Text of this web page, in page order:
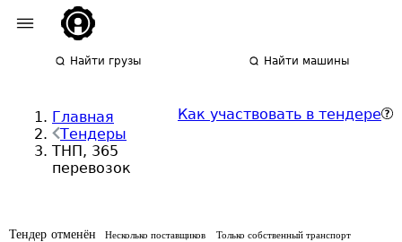
Найти грузы Найти машины
Главная
Тендеры
ТНП, 365
перевозок
Как участвовать в тендере
Тендер отменён Несколько поставщиков Только собственный транспорт